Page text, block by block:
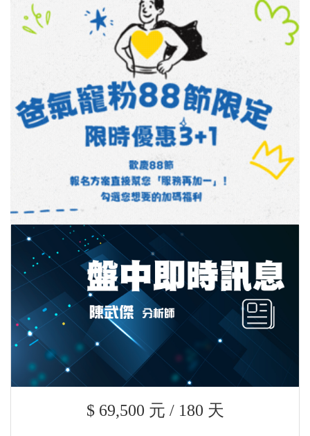
$ 69,500 元 / 180 天